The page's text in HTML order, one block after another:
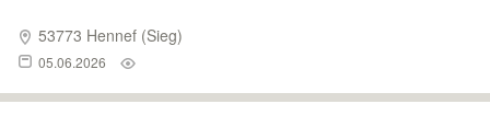
53773 Hennef (Sieg)
05.06.2026